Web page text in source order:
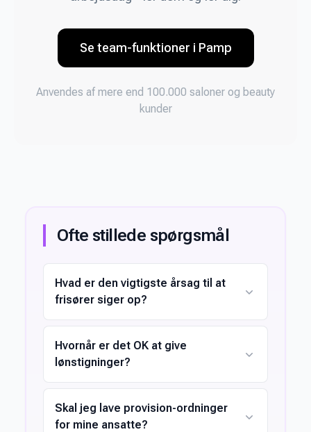
Se team-funktioner i Pamp
Anvendes af mere end 100.000 saloner og beauty
kunder
Ofte stillede spørgsmål
Hvad er den vigtigste årsag til at
frisører siger op?
Hvornår er det OK at give
lønstigninger?
Skal jeg lave provision-ordninger
for mine ansatte?